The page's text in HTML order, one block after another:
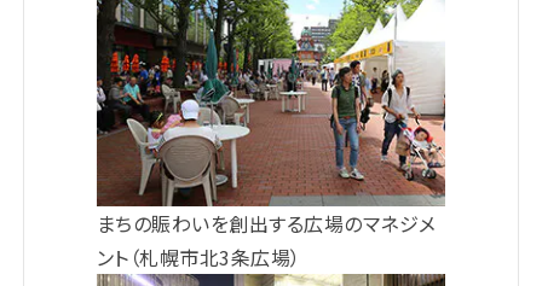
まちの賑わいを創出する広場のマネジメ
ント（札幌市北3条広場）